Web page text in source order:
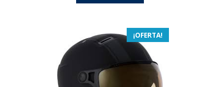
¡OFERTA!